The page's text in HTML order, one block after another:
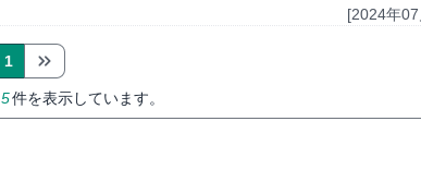
[2024年
5件を表示しています。
1